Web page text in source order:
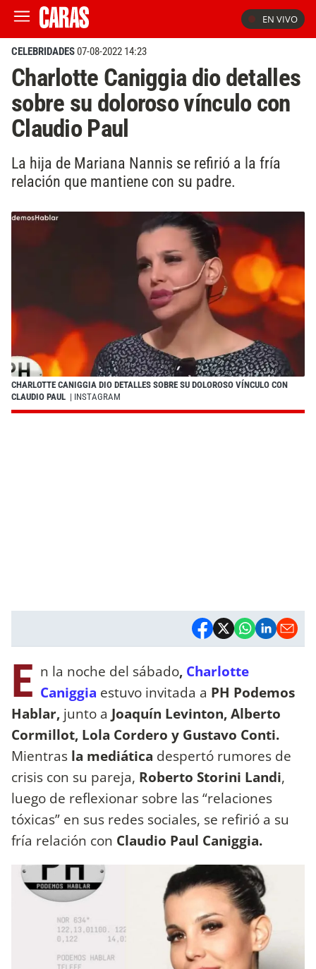
EN VIVO
CELEBRIDADES07-08-2022 14:23
Charlotte Caniggia dio detalles
sobre su doloroso vínculo con
Claudio Paul
La hija de Mariana Nannis se refirió a la fría
relación que mantiene con su padre.
CHARLOTTE CANIGGIA DIO DETALLES SOBRE SU DOLOROSO VÍNCULO CON
CLAUDIO PAUL | INSTAGRAM
E n la noche del sábado, Charlotte
Caniggia estuvo invitada a PH Podemos
Hablar, junto a Joaquín Levinton, Alberto
Cormillot, Lola Cordero y Gustavo Conti.
Mientras la mediática despertó rumores de
crisis con su pareja, Roberto Storini Landi,
luego de reflexionar sobre las “relaciones
tóxicas” en sus redes sociales, se refirió a su
fría relación con Claudio Paul Caniggia.